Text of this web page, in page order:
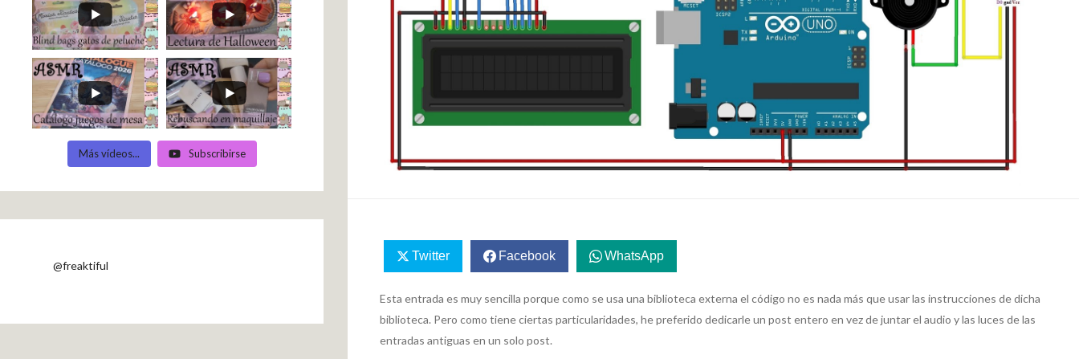
Twitter Facebook WhatsApp
Esta entrada es muy sencilla porque como se usa una biblioteca externa el código no es nada más que usar las instrucciones de dicha
biblioteca. Pero como tiene ciertas particularidades, he preferido dedicarle un post entero en vez de juntar el audio y las luces de las
entradas antiguas en un solo post.
Más vídeos... Subscribirse
@freaktiful